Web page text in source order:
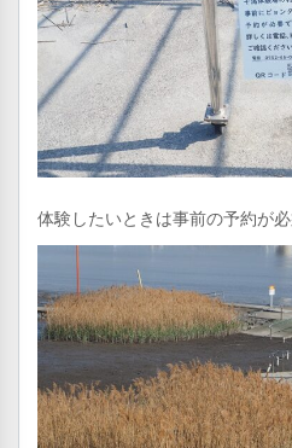
体験したいときは事前の予約が必